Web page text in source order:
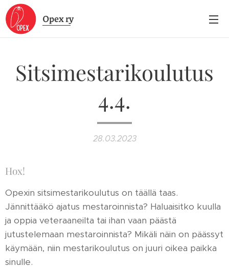
Opexry
Sitsimestarikoulutus
4.4.
28.03.2023
Hox!
Opexin sitsimestarikoulutus on täällä taas.
Jännittääkö ajatus mestaroinnista? Haluaisitko kuulla
ja oppia veteraaneilta tai ihan vaan päästä
jutustelemaan mestaroinnista? Mikäli näin on päässyt
käymään, niin mestarikoulutus on juuri oikea paikka
sinulle.